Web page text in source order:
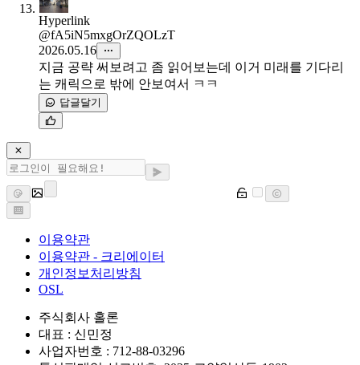
Hyperlink
@fA5iN5mxgOrZQOLzT
2026.05.16
지금 공략 써보려고 좀 읽어보는데 이거 미래를 기다리
는 캐릭으로 밖에 안보여서 ㅋㅋ
답글달기
이용약관
이용약관 - 크리에이터
개인정보처리방침
OSL
주식회사 홀론
대표 : 신민정
사업자번호 : 712-88-03296